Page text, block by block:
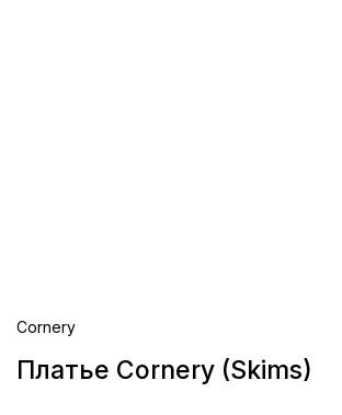
Cornery
Платье Cornery (Skims)